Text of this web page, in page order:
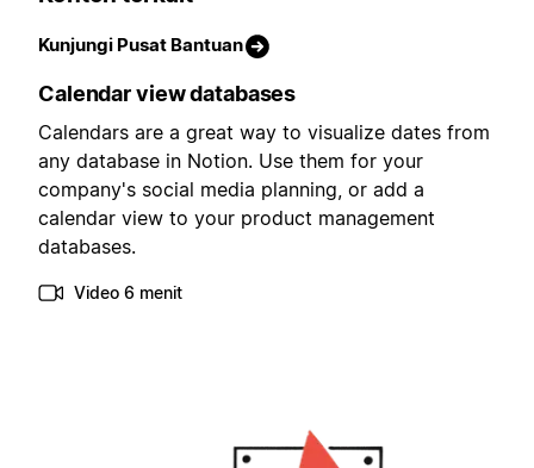
Kunjungi Pusat Bantuan
Calendar view databases
Calendars are a great way to visualize dates from
any database in Notion. Use them for your
company's social media planning, or add a
calendar view to your product management
databases.
Video 6 menit